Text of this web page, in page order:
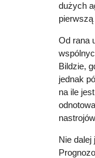
dużych
pierwszą
Od rana
Bildzie,
jednak
na ile
Nie dalej